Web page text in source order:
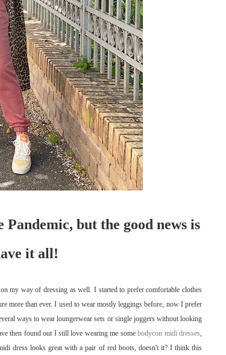
but the good news is
it all!
my way of dressing as well. I started to prefer comfortable clothes
more than ever. I used to wear mostly leggings before, now I prefer
ways to wear loungerwear sets or single joggers without looking
then found out I still love wearing me somebodycon midi dresses,
dress looks great with a pair of red boots, doesn't it? I think this